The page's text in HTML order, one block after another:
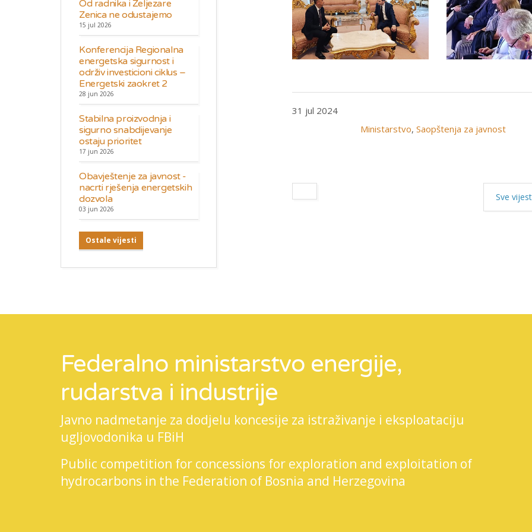
31 jul 2024
Ministarstvo, Saopštenja za javnost
Sve
Od radnika i Željezare
Zenica ne odustajemo
15 jul 2026
Konferencija Regionalna
energetska sigurnost i
održiv investicioni ciklus –
Energetski zaokret 2
28 jun 2026
Stabilna proizvodnja i
sigurno snabdijevanje
ostaju prioritet
17 jun 2026
Obavještenje za javnost -
nacrti rješenja energetskih
dozvola
03 jun 2026
Ostale vijesti
Federalno ministarstvo energije,
rudarstva i industrije
Javno nadmetanje za dodjelu koncesije za istraživanje i eksploataciju
ugljovodonika u FBiH
Public competition for concessions for exploration and exploitation of
hydrocarbons in the Federation of Bosnia and Herzegovina